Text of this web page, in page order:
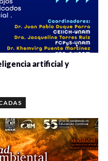
artificial y